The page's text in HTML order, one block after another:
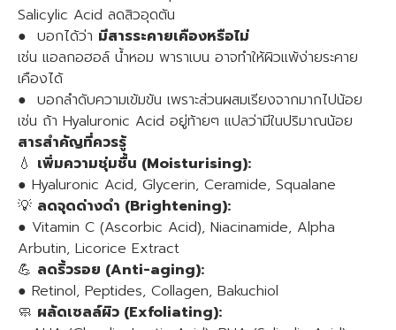
Salicylic Acid ลดสิวอุดตัน
● บอกได้ว่า มีสารระคายเคืองหรือไม่
เช่น แอลกอฮอล์ น้ำหอม พาราเบน อาจทำให้ผิวแพ้ง่ายระคาย
เคืองได้
● บอกลำดับความเข้มข้น เพราะส่วนผสมเรียงจากมากไปน้อย
เช่น ถ้า Hyaluronic Acid อยู่ท้ายๆ แปลว่ามีในปริมาณน้อย
สารสำคัญที่ควรรู้
💧 เพิ่มความชุ่มชื้น (Moisturising):
● Hyaluronic Acid, Glycerin, Ceramide, Squalane
💡 ลดจุดด่างดำ (Brightening):
● Vitamin C (Ascorbic Acid), Niacinamide, Alpha
Arbutin, Licorice Extract
💪 ลดริ้วรอย (Anti-aging):
● Retinol, Peptides, Collagen, Bakuchiol
🧼 ผลัดเซลล์ผิว (Exfoliating):